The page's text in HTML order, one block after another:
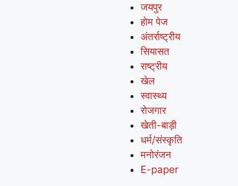
जयपुर
होम पेज
अंतर्राष्ट्रीय
सियासत
राष्ट्रीय
खेल
स्वास्थ्य
रोजगार
खेती-बाड़ी
धर्म/संस्कृति
मनोरंजन
E-paper